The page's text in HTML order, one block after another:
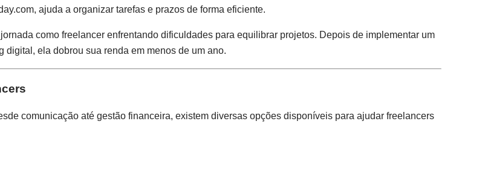
ajuda a organizar tarefas e prazos de forma eficiente.
como freelancer enfrentando dificuldades para equilibrar projetos. Depois de implementar um
ela dobrou sua renda em menos de um ano.
comunicação até gestão financeira, existem diversas opções disponíveis para ajudar freelancers